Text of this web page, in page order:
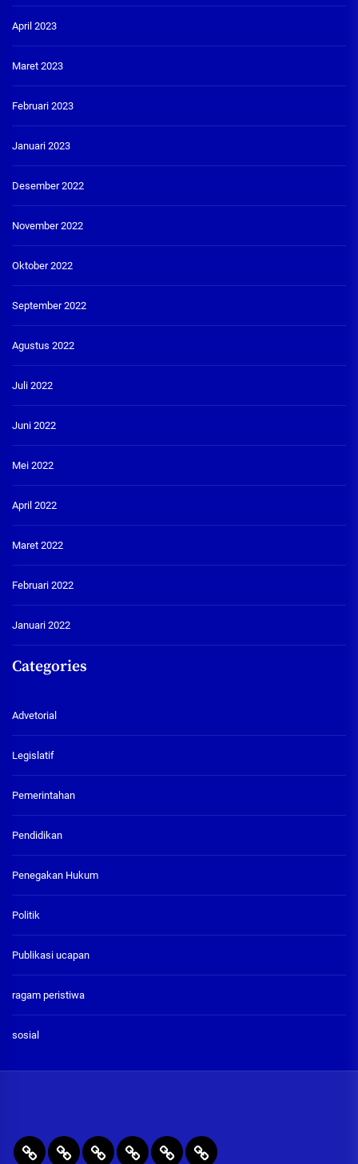
April 2023
Maret 2023
Februari 2023
Januari 2023
Desember 2022
November 2022
Oktober 2022
September 2022
Agustus 2022
Juli 2022
Juni 2022
Mei 2022
April 2022
Maret 2022
Februari 2022
Januari 2022
Categories
Advetorial
Legislatif
Pemerintahan
Pendidikan
Penegakan Hukum
Politik
Publikasi ucapan
ragam peristiwa
sosial
BERITA RAGAM PENEGAKANPENDIDIKAN
PublikasiADVETORIAL